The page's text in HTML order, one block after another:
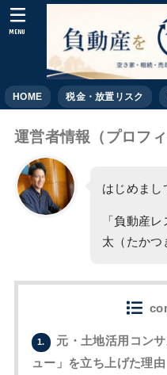
HOME 税金・放置リスク
MENU
運営者情報（プロフィ
はじめまし
「負動産
太（たかつ
1.
元・土地活用コン
ュー」を立ち上げた理由